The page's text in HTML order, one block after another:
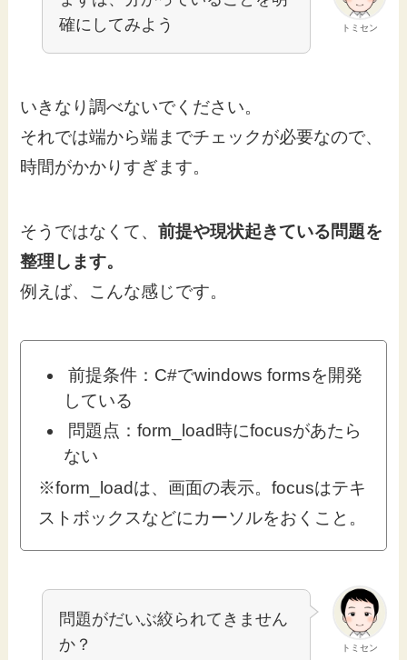
トミセン
確にしてみよう
いきなり調べないでください。
それでは端から端までチェックが必要なので、
時間がかかりすぎます。
そうではなくて、前提や現状起きている問題を
整理します。
例えば、こんな感じです。
前提条件：C#でwindows formsを開発
している
問題点：form_load時にfocusがあたら
ない
※form_loadは、画面の表示。focusはテキ
ストボックスなどにカーソルをおくこと。
トミセン
問題がだいぶ絞られてきません
か？